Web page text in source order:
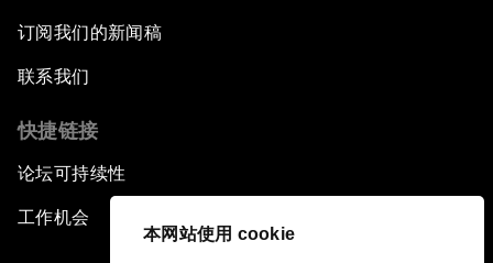
本网站使用 cookie
订阅我们的新闻稿
联系我们
快捷链接
论坛可持续性
工作机会